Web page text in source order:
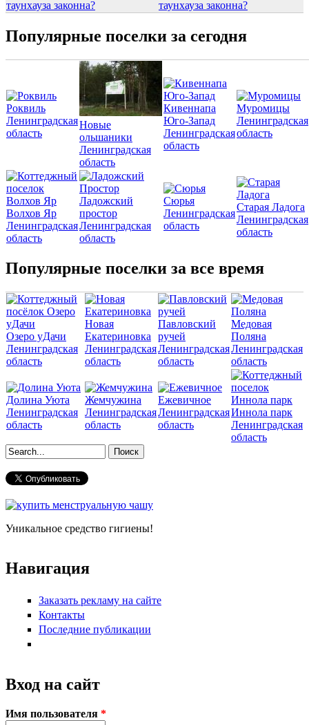
таунхауза законна?
Популярные поселки за сегодня
Роквиль
Ленинградская
область
Новые
ольшаники
Ленинградская
область
Кивеннапа
Юго-Запад
Ленинградская
область
Муромицы
Ленинградская
область
Волхов Яр
Ленинградская
область
Ладожский
простор
Ленинградская
область
Сюрья
Ленинградская
область
Старая Ладога
Ленинградская
область
Популярные поселки за все время
Озеро уДачи
Ленинградская
область
Новая
Екатериновка
Ленинградская
область
Павловский
ручей
Ленинградская
область
Медовая
Поляна
Ленинградская
область
Долина Уюта
Ленинградская
область
Жемчужина
Ленинградская
область
Ежевичное
Ленинградская
область
Иннола парк
Ленинградская
область
Форма поиска
Уникальное средство гигиены!
Навигация
Заказать рекламу на сайте
Контакты
Последние публикации
Вход на сайт
Имя пользователя *